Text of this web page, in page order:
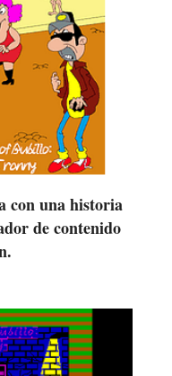
con una historia
de contenido